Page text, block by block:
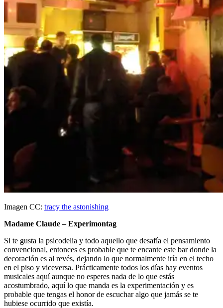
Imagen CC: tracy the astonishing
Madame Claude – Experimontag
Si te gusta la psicodelia y todo aquello que desafía el pensamiento
convencional, entonces es probable que te encante este bar donde la
decoración es al revés, dejando lo que normalmente iría en el techo
en el piso y viceversa. Prácticamente todos los días hay eventos
musicales aquí aunque no esperes nada de lo que estás
acostumbrado, aquí lo que manda es la experimentación y es
probable que tengas el honor de escuchar algo que jamás se te
hubiese ocurrido que existía.